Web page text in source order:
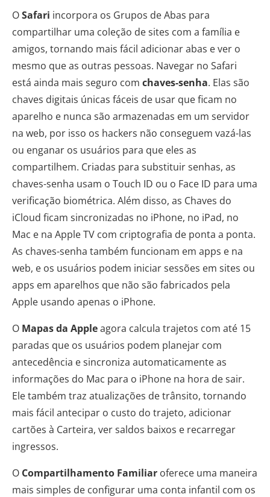
OSafari incorpora os Grupos de Abas para
compartilhar uma coleção de sites com a família e
amigos, tornando mais fácil adicionar abas e ver o
mesmo que as outras pessoas. Navegar no Safari
está ainda mais seguro com chaves-senha. Elas são
chaves digitais únicas fáceis de usar que ficam no
aparelho e nunca são armazenadas em um servidor
na web, por isso os hackers não conseguem vazá-las
ou enganar os usuários para que eles as
compartilhem. Criadas para substituir senhas, as
chaves-senha usam o Touch ID ou o Face ID para uma
verificação biométrica. Além disso, as Chaves do
iCloud ficam sincronizadas no iPhone, no iPad, no
Mac e na Apple TV com criptografia de ponta a ponta.
As chaves-senha também funcionam em apps e na
web, e os usuários podem iniciar sessões em sites ou
apps em aparelhos que não são fabricados pela
Apple usando apenas o iPhone.
O Mapas da Appleagora calcula trajetos com até 15
paradas que os usuários podem planejar com
antecedência e sincroniza automaticamente as
informações do Mac para o iPhone na hora de sair.
Ele também traz atualizações de trânsito, tornando
mais fácil antecipar o custo do trajeto, adicionar
cartões à Carteira, ver saldos baixos e recarregar
ingressos.
O Compartilhamento Familiar oferece uma maneira
mais simples de configurar uma conta infantil com os